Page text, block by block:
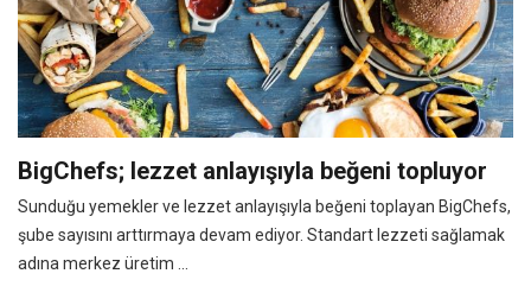
BigChefs; lezzet anlayışıyla beğeni topluyor
Sunduğu yemekler ve lezzet anlayışıyla beğeni toplayan BigChefs,
şube sayısını arttırmaya devam ediyor. Standart lezzeti sağlamak
adına merkez üretim ...